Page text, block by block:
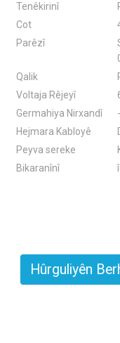
Tenêkirinî
Cot
Parêzî
Qalik
Voltaja Rêjeyî
Germahiya Nirxandî
Hejmara Kabloyê
Peyva sereke
Bikaranînî
Hûrguliyên